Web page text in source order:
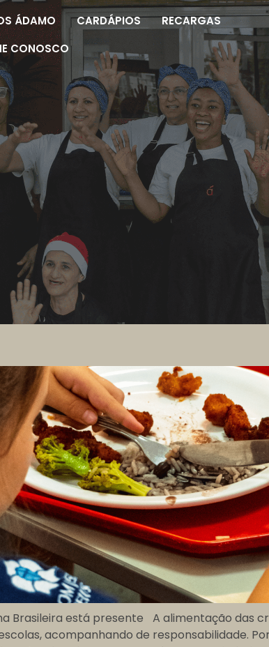
ÁDAMO CARDÁPIOS
RECARGAS
CONOSCO
Brasileira está presente
acompanhando de
A alimentação das
responsabilidade.